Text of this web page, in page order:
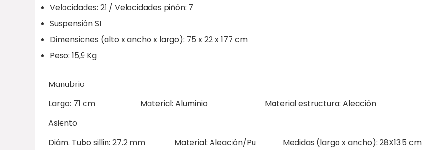
Velocidades: 21 / Velocidades piñón: 7
SuspensiónSI
Dimensiones (alto x ancho x largo): 75 x22x177 cm
Peso: 15,9 Kg
Manubrio
Largo: 71 cm
Material: Aluminio
Material estructura: Aleación
Asiento
Diám. Tubo sillin: 27.2 mm
Material: Aleación/Pu
Medidas (largo x ancho): 28X13.5 cm